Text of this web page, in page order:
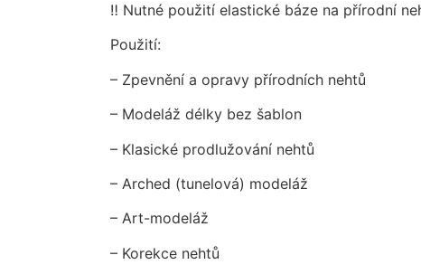
‼️ Nutné použití elastické báze na přírodní
Použití:
– Zpevnění a opravy přírodních nehtů
– Modeláž délky bez šablon
– Klasické prodlužování nehtů
– Arched (tunelová) modeláž
– Art-modeláž
– Korekce nehtů